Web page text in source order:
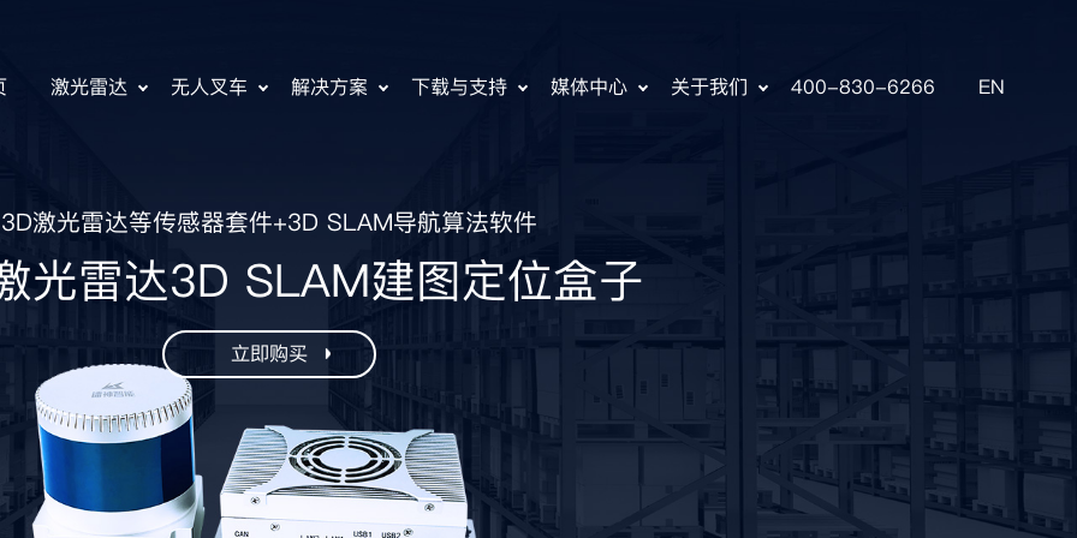
激光雷达 无人叉车 解决方案 下载与支持 媒体中心 关于我们 400-830-6266 EN
3D激光雷达等传感器套件+3D SLAM导航算法软件
光雷达3D SLAM建图定位盒子
立即购买